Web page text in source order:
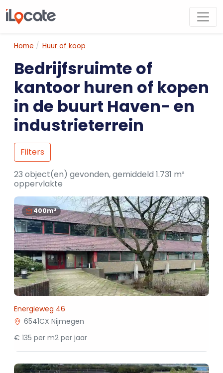
Home Huur of koop
Bedrijfsruimte of
kantoor huren of kopen
in de buurt Haven- en
industrieterrein
Filters
23 object(en) gevonden, gemiddeld 1.731 m²
oppervlakte
400m²
Energieweg 46
6541CX Nijmegen
€ 135 per m2 per jaar